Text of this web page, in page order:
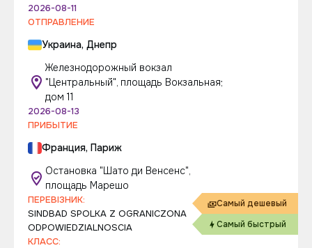
2026-08-11
ОТПРАВЛЕНИЕ
Украина, Днепр
Железнодорожный вокзал
"Центральный", площадь Вокзальная;
дом 11
2026-08-13
ПРИБЫТИЕ
Франция, Париж
Остановка "Шато ди Венсенс",
площадь Марешо
Самый дешевый
Самый быстрый
ПЕРЕВІЗНИК:
SINDBAD SPOLKA Z OGRANICZONA
ODPOWIEDZIALNOSCIA
КЛАСС: